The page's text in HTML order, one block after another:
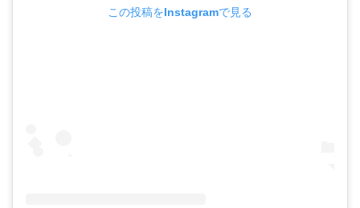
この投稿をInstagramで見る